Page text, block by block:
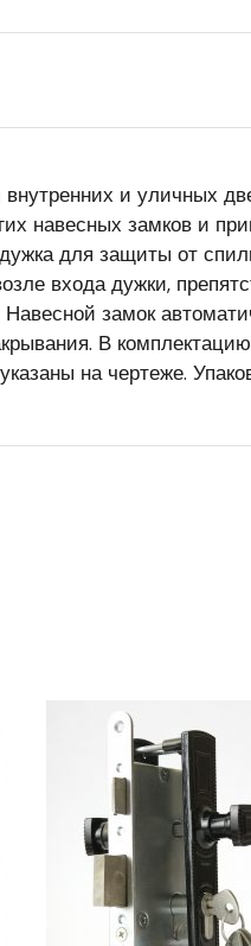
и уличных
навесных замков и
для защиты от
входа дужки,
замок
В
на чертеже.